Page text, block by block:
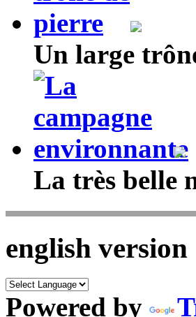
Un large
La très belle
english version
Powered by